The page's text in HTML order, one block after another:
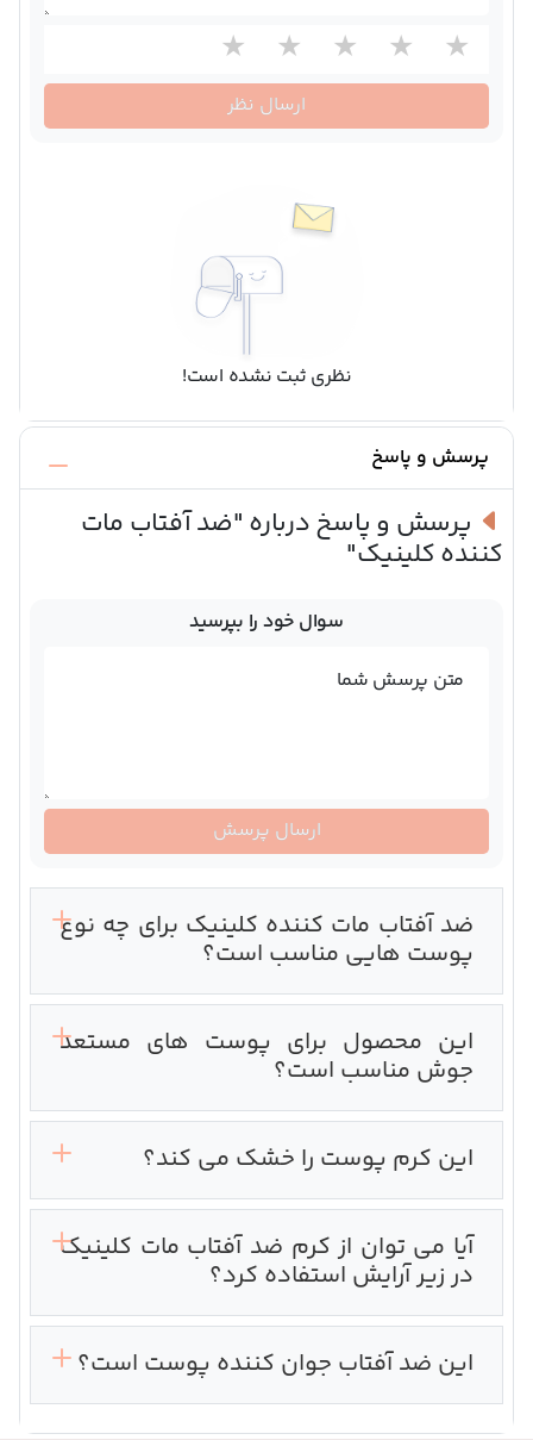
ارسال نظر
نظری ثبت نشده است!
پرسش و پاسخ
پرسش و پاسخ درباره "ضد آفتاب مات
کننده کلینیک"
ضد آفتاب مات کننده کلینیک برای چه نوع
پوست هایی مناسب است؟
این محصول برای پوست های مستعد
جوش مناسب است؟
این کرم پوست را خشک می کند؟
آیا می توان از کرم ضد آفتاب مات کلینیک
در زیر آرایش استفاده کرد؟
این ضد آفتاب جوان کننده پوست است؟
سوال خود را بپرسید
متن پرسش شما
ارسال پرسش